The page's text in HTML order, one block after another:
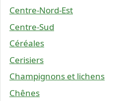
Centre-Nord-Est
Centre-Sud
Céréales
Cerisiers
Champignons et lichens
Chênes